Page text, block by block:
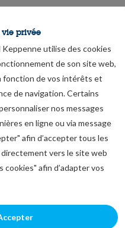
vie privée
Keppenne utilise des cookies
de son site web,
fonction de vos intérêts et
de navigation. Certains
nos messages
en ligne ou via message
afin d’accepter tous les
vers le site web
cookies" afin d’adapter vos